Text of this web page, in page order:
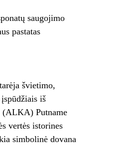
saugojimo
pastatas
švietimo,
iš
(ALKA) Putname
vertės istorines
simbolinė dovana